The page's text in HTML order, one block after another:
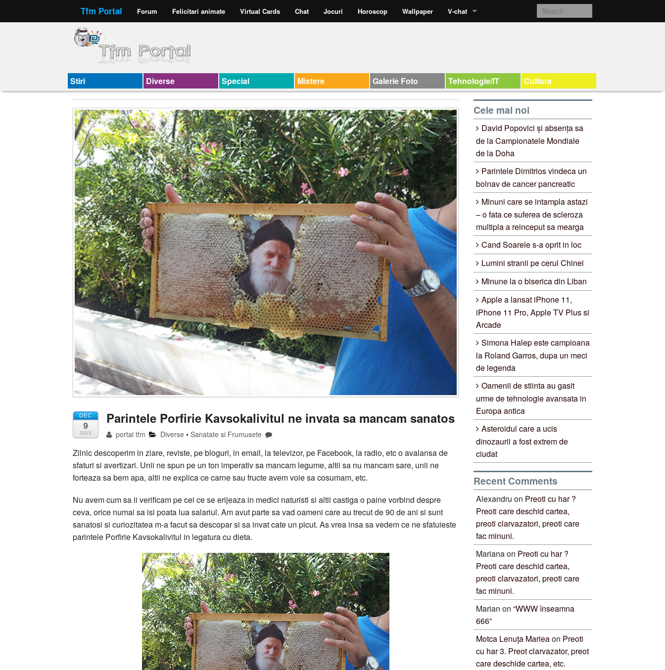
Tfm Portal Forum Felicitari animate Virtual Cards Chat Jocuri Horoscop Wallpaper V-chat
Stiri Diverse Special Mistere Galerie Foto Tehnologie/IT Cultura
DEC
9
2015
Parintele Porfirie Kavsokalivitul ne invata sa mancam sanatos
portal tfm Diverse •Sanatate si Frumusete
Zilnic descoperim in ziare, reviste, pe bloguri, in email, la televizor, pe Facebook, la radio, etc o avalansa de
sfaturi si avertizari. Unii ne spun pe un ton imperativ sa mancam legume, altii sa nu mancam sare, unii ne
forteaza sa bem apa, altii ne explica ce carne sau fructe avem voie sa cosumam, etc.
Nu avem cum sa ii verificam pe cei ce se erijeaza in medici naturisti si altii castiga o paine vorbind despre
ceva, orice numai sa isi poata lua salariul. Am avut parte sa vad oameni care au trecut de 90 de ani si sunt
sanatosi si curiozitatea m-a facut sa descopar si sa invat cate un picut. As vrea insa sa vedem ce ne sfatuieste
parintele Porfirie Kavsokalivitul in legatura cu dieta.
Cele mai noi
David Popovici și absența sa
de la Campionatele Mondiale
de la Doha
Parintele Dimitrios vindeca un
bolnav de cancer pancreatic
Minuni care se intampla astazi
– o fata ce suferea de scleroza
multipla a reinceput sa mearga
Cand Soarele s-a oprit in loc
Lumini stranii pe cerul Chinei
Minune la o biserica din Liban
Apple a lansat iPhone 11,
iPhone 11 Pro, Apple TV Plus si
Arcade
Simona Halep este campioana
la Roland Garros, dupa un meci
de legenda
Oamenii de stiinta au gasit
urme de tehnologie avansata in
Europa antica
Asteroidul care a ucis
dinozaurii a fost extrem de
ciudat
Recent Comments
Alexandru on Preoti cu har ?
Preoti care deschid cartea,
preoti clarvazatori, preoti care
fac minuni.
Marianaon Preoti cu har ?
Preoti care deschid cartea,
preoti clarvazatori, preoti care
fac minuni.
Marian on “WWW înseamna
666”
Motca Lenuța Marieaon Preoti
cu har 3. Preot clarvazator, preot
care deschide cartea, etc.